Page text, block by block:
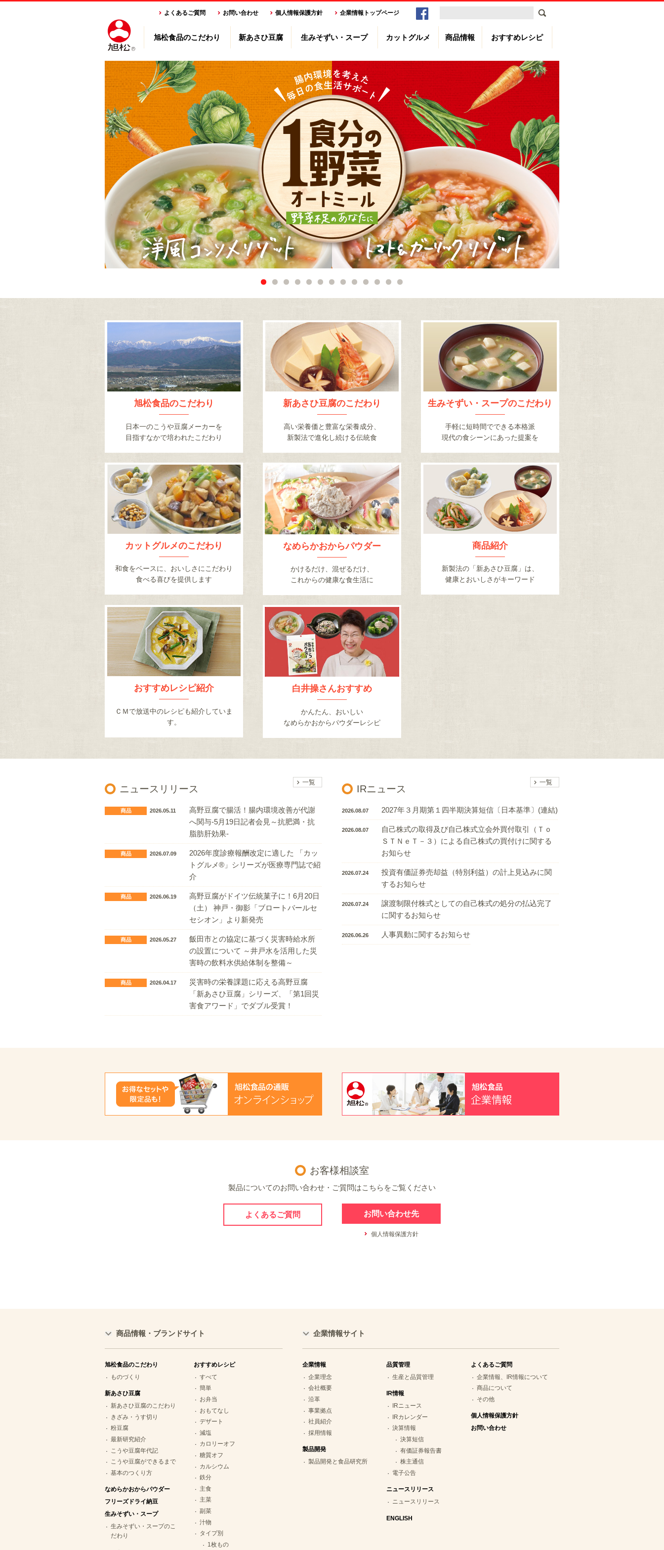
旭松食品のこだわり 新あさひ豆腐 生みそずい・スープ カットグルメ 商品情報 おすすめレシピ
よくあるご質問 お問い合わせ 個人情報保護方針 企業情報トップページ
旭松食品のこだわり
日本一のこうや豆腐メーカーを
目指すなかで培われたこだわり
新あさひ豆腐のこだわり
高い栄養価と豊富な栄養成分、
新製法で進化し続ける伝統食
生みそずい・スープのこだわり
手軽に短時間でできる本格派
現代の食シーンにあった提案を
カットグルメのこだわり
和食をベースに、おいしさにこだわり
食べる喜びを提供します
なめらかおからパウダー
かけるだけ、混ぜるだけ、
これからの健康な食生活に
商品紹介
新製法の「新あさひ豆腐」は、
健康とおいしさがキーワード
おすすめレシピ紹介
ＣＭで放送中のレシピも紹介していま
す。
白井操さんおすすめ
かんたん、おいしい
なめらかおからパウダーレシピ
ニュースリリース
一覧
商品 2026.05.11
高野豆腐で腸活！腸内環境改善が代謝
へ関与-5月19日記者会見～抗肥満・抗
脂肪肝効果-
商品 2026.07.09
2026年度診療報酬改定に適した 「カッ
トグルメ®」シリーズが医療専門誌で紹
介
商品 2026.06.19
高野豆腐がドイツ伝統菓子に！6月20日
（土） 神戸・御影「ブロートバールセ
セシオン」より新発売
商品 2026.05.27
飯田市との協定に基づく災害時給水所
の設置について ～井戸水を活用した災
害時の飲料水供給体制を整備～
商品 2026.04.17
災害時の栄養課題に応える高野豆腐
「新あさひ豆腐」シリーズ、「第1回災
害食アワード」でダブル受賞！
IRニュース
一覧
2026.08.07 2027年３月期第１四半期決算短信〔日本基準〕(連結)
2026.08.07
自己株式の取得及び自己株式立会外買付取引（Ｔｏ
ＳＴＮｅＴ－３）による自己株式の買付けに関する
お知らせ
2026.07.24
投資有価証券売却益（特別利益）の計上見込みに関
するお知らせ
2026.07.24
譲渡制限付株式としての自己株式の処分の払込完了
に関するお知らせ
2026.06.26 人事異動に関するお知らせ
お客様相談室
製品についてのお問い合わせ・ご質問はこちらをご覧ください
よくあるご質問 お問い合わせ先
個人情報保護方針
商品情報・ブランドサイト
旭松食品のこだわり
ものづくり
新あさひ豆腐
新あさひ豆腐のこだわり
きざみ・うす切り
粉豆腐
最新研究紹介
こうや豆腐年代記
こうや豆腐ができるまで
基本のつくり方
なめらかおからパウダー
フリーズドライ納豆
生みそずい・スープ
生みそずい・スープのこ
だわり
おすすめレシピ
すべて
簡単
お弁当
おもてなし
デザート
減塩
カロリーオフ
糖質オフ
カルシウム
鉄分
主食
主菜
副菜
汁物
タイプ別
1枚もの
企業情報サイト
企業情報
企業理念
会社概要
沿革
事業拠点
社員紹介
採用情報
製品開発
製品開発と食品研究所
品質管理
生産と品質管理
IR情報
IRニュース
IRカレンダー
決算情報
決算短信
有価証券報告書
株主通信
電子公告
ニュースリリース
ニュースリリース
ENGLISH
よくあるご質問
企業情報、IR情報について
商品について
その他
個人情報保護方針
お問い合わせ